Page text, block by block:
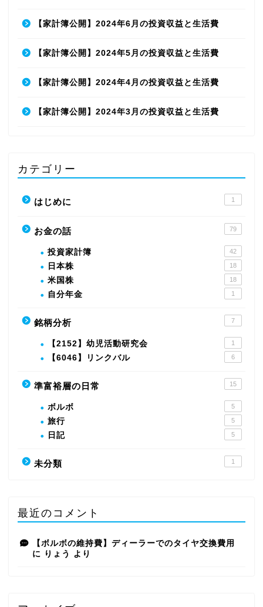
【家計簿公開】2024年6月の投資収益と生活費
【家計簿公開】2024年5月の投資収益と生活費
【家計簿公開】2024年4月の投資収益と生活費
【家計簿公開】2024年3月の投資収益と生活費
カテゴリー
はじめに 1
お金の話 79
投資家計簿 42
日本株 18
米国株 18
自分年金 1
銘柄分析 7
【2152】幼児活動研究会 1
【6046】リンクバル 6
準富裕層の日常 15
ボルボ 5
旅行 5
日記 5
未分類 1
最近のコメント
【ボルボの維持費】ディーラーでのタイヤ交換費用
に
りょう より